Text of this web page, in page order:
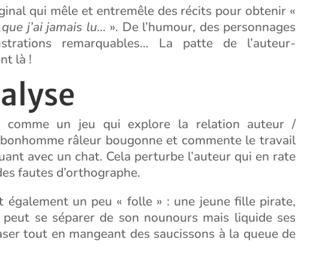
qui mêle et entremêle des récits pour obtenir «
j’ai jamais lu… ». De l’humour, des personnages
remarquables… La patte de l’auteur-
là !
comme un jeu qui explore la relation auteur /
râleur bougonne et commente le travail
avec un chat. Cela perturbe l’auteur qui en rate
fautes d’orthographe.
également un peu « folle » : une jeune fille pirate,
se séparer de son nounours mais liquide ses
tout en mangeant des saucissons à la queue de